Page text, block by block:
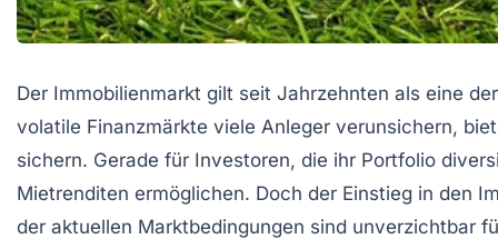
Der Immobilienmarkt gilt seit Jahrzehnten als eine
volatile Finanzmärkte viele Anleger verunsichern,
sichern. Gerade für Investoren, die ihr Portfolio
Mietrenditen ermöglichen. Doch der Einstieg in den
der aktuellen Marktbedingungen sind unverzichtbar